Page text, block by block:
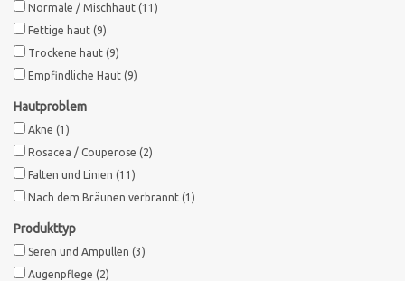
Neu !!
Mila d'Opiz
Bernard cassiere
Pascaud
Normale / Mischhaut (11)
Fettige haut (9)
Trockene haut (9)
Empfindliche Haut (9)
Hautproblem
Akne (1)
Rosacea / Couperose (2)
Falten und Linien (11)
Nach dem Bräunen verbrannt (1)
Produkttyp
Seren und Ampullen (3)
Augenpflege (2)